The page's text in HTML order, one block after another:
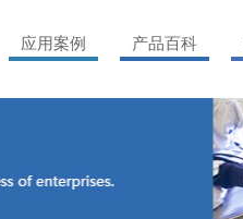
应用案例 产品百科